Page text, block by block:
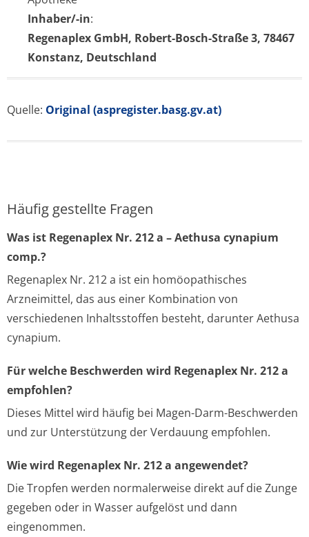
Inhaber/-in:
Regenaplex GmbH, Robert-Bosch-Straße 3, 78467
Konstanz, Deutschland
Quelle: Original (aspregister.basg.gv.at)
Häufig gestellte Fragen
Was ist Regenaplex Nr. 212 a – Aethusa cynapium
comp.?
Regenaplex Nr. 212 a ist ein homöopathisches
Arzneimittel, das aus einer Kombination von
verschiedenen Inhaltsstoffen besteht, darunter Aethusa
cynapium.
Für welche Beschwerden wird Regenaplex Nr. 212 a
empfohlen?
Dieses Mittel wird häufig bei Magen-Darm-Beschwerden
und zur Unterstützung der Verdauung empfohlen.
Wie wird Regenaplex Nr. 212 a angewendet?
Die Tropfen werden normalerweise direkt auf die Zunge
gegeben oder in Wasser aufgelöst und dann
eingenommen.